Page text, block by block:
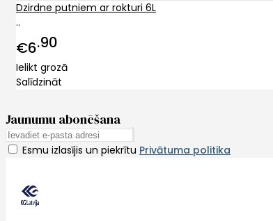
Dzirdne putniem ar rokturi 6L
..
€6 90
Ielikt grozā
Salīdzināt
Jaunumu abonēšana
Esmu izlasījis un piekrītu Privātuma politika